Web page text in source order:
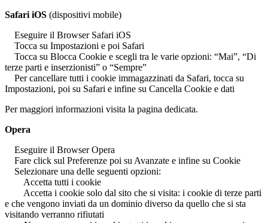
Safari iOS (dispositivi mobile)
Eseguire il Browser Safari iOS
Tocca su Impostazioni e poi Safari
Tocca su Blocca Cookie e scegli tra le varie opzioni: “Mai”, “Di
terze parti e inserzionisti” o “Sempre”
Per cancellare tutti i cookie immagazzinati da Safari, tocca su
Impostazioni, poi su Safari e infine su Cancella Cookie e dati
Per maggiori informazioni visita la pagina dedicata.
Opera
Eseguire il Browser Opera
Fare click sul Preferenze poi su Avanzate e infine su Cookie
Selezionare una delle seguenti opzioni:
Accetta tutti i cookie
Accetta i cookie solo dal sito che si visita: i cookie di terze parti
e che vengono inviati da un dominio diverso da quello che si sta
visitando verranno rifiutati